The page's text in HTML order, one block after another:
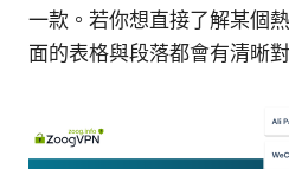
一款。若你想直接了解某個
面的表格與段落都會有清晰